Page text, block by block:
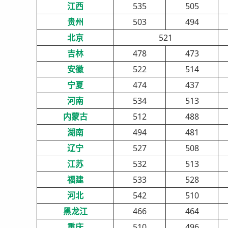
江西 535
505
贵州
503
494
北京
521
吉林
478
473
安徽
522
514
宁夏
474
437
河南
534
513
内蒙古
512
488
湖南
494
481
辽宁
527
508
江苏
532
513
福建
533
528
河北
542
510
黑龙江
466
464